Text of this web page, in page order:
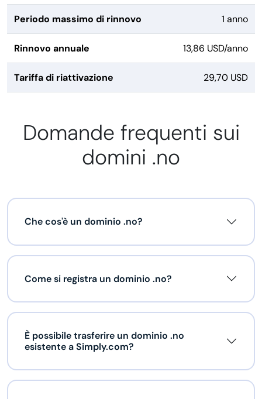
Periodo massimo di rinnovo 1 anno
Rinnovo annuale 13,86 USD/anno
Tariffa di riattivazione 29,70 USD
Domande frequenti sui
domini .no
Che cos'è un dominio .no?
Come si registra un dominio .no?
È possibile trasferire un dominio .no
esistente a Simply.com?